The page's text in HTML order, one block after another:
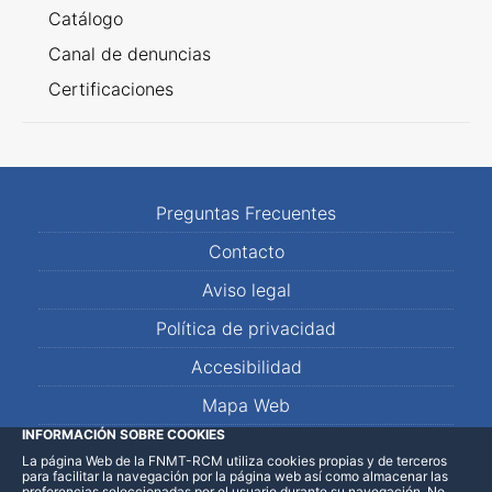
Catálogo
Canal de denuncias
Certificaciones
Preguntas Frecuentes
Contacto
Aviso legal
Política de privacidad
Accesibilidad
Mapa Web
LinkedInFacebookWhatsApp
INFORMACIÓN SOBRE COOKIES
La página Web de la FNMT-RCM utiliza cookies propias y de terceros
para facilitar la navegación por la página web así como almacenar las